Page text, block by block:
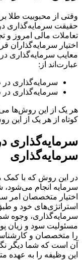
وقتی از محبوبیت طلا
حقیقت سرمایه‌‌‌‌‌‌‌‌‌‌‌‌‌‌‌‌‌‌‌‌‌‌‌‌‌‌‌‌‌‌‌‌‌‌‌‌‌‌‌‌‌‌‌‌‌‌‌‌‌‌‌‌‌‌‌‌‌‌‌‌‌‌‌‌‌‌‌‌‌‌‌‌‌‌‌‌‌‌‌‌گذاری
تعاملات مالی امروز و
اختیار سرمایه‌گذاران
معایب سرمایه‌گذاری
عبارت‌اند از:
سرمایه‌گذاری در
سرمایه‌گذاری در
هر یک از این روش‌ها
کوتاه از هر یک از این
سرمایه‌گذاری
سرمایه‌گذاری
در این روش که با کمک
سرمایه انجام می‌شود،
اختیار متخصصان امر
استراتژی‌های خود و
سرمایه‌‌‌‌‌‌‌‌‌‌‌‌‌‌‌‌‌‌‌‌‌‌‌‌‌‌‌‌‌‌‌‌‌‌‌‌‌‌‌‌‌‌‌‌‌‌‌‌‌‌‌‌‌‌‌‌‌‌‌‌‌‌‌‌‌‌‌‌‌‌‌‌‌‌‌‌‌‌‌‌گذاری، وجوه
مسئولیت سود و زیان
را متخصصان و
آن است که شما دیگر
این وظیفه را به عهده